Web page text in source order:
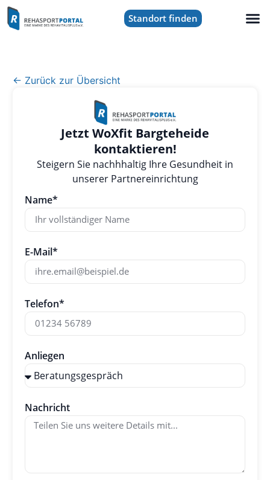
Standort finden
← Zurück zur Übersicht
Jetzt WoXfit Bargteheide
kontaktieren!
Steigern Sie nachhhaltig Ihre Gesundheit in
unserer Partnereinrichtung
Name*
E-Mail*
Telefon*
Anliegen
Nachricht